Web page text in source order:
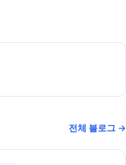
전체 블로그 →